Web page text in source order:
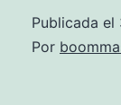
Publicada el
Por